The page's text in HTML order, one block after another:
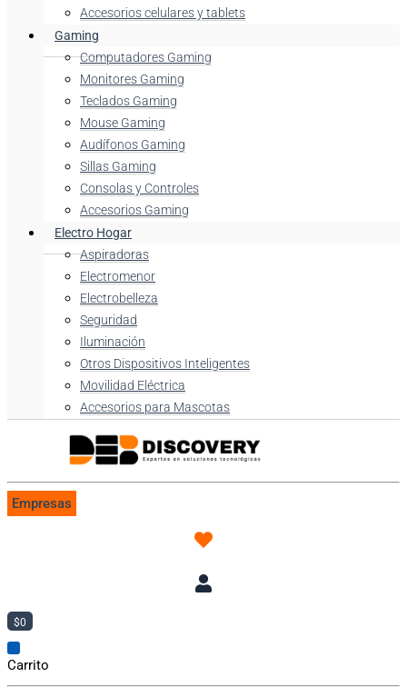
Accesorios celulares y tablets
Gaming
Computadores Gaming
Monitores Gaming
Teclados Gaming
Mouse Gaming
Audífonos Gaming
Sillas Gaming
Consolas y Controles
Accesorios Gaming
Electro Hogar
Aspiradoras
Electromenor
Electrobelleza
Seguridad
Iluminación
Otros Dispositivos Inteligentes
Movilidad Eléctrica
Accesorios para Mascotas
Empresas
$0
Carrito